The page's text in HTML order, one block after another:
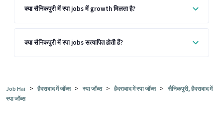
क्या सैनिकपुरी में स्पा jobs में growth मिलता है?
क्या सैनिकपुरी में स्पा jobs सत्यापित होती हैं?
Job Hai > हैदराबाद में जॉब्स > स्पा जॉब्स > हैदराबाद में स्पा जॉब्स > सैनिकपुरी, हैदराबाद में
स्पा जॉब्स